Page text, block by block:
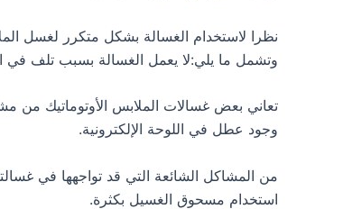
نظرا لاستخدام الغسالة بشكل متكرر لغسل
وتشمل ما يلي:لا يعمل الغسالة بسبب تلف في
تعاني بعض غسالات الملابس الأوتوماتيك من
وجود عطل في اللوحة الإلكترونية.
من المشاكل الشائعة التي قد تواجهها في
استخدام مسحوق الغسيل بكثرة.